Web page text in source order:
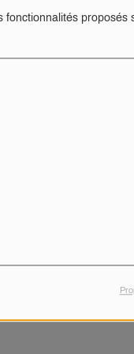
fonctionnalités proposés